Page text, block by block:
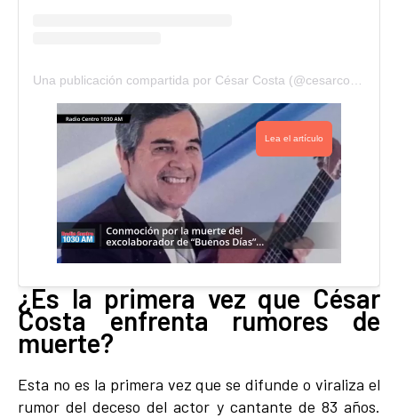
Lea el artículo
¿Es la primera vez que César
Costa enfrenta rumores de
muerte?
Esta no es la primera vez que se difunde o viraliza el
rumor del deceso del actor y cantante de 83 años.